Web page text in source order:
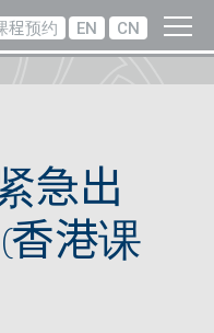
程预约 EN CN
急出
香港课